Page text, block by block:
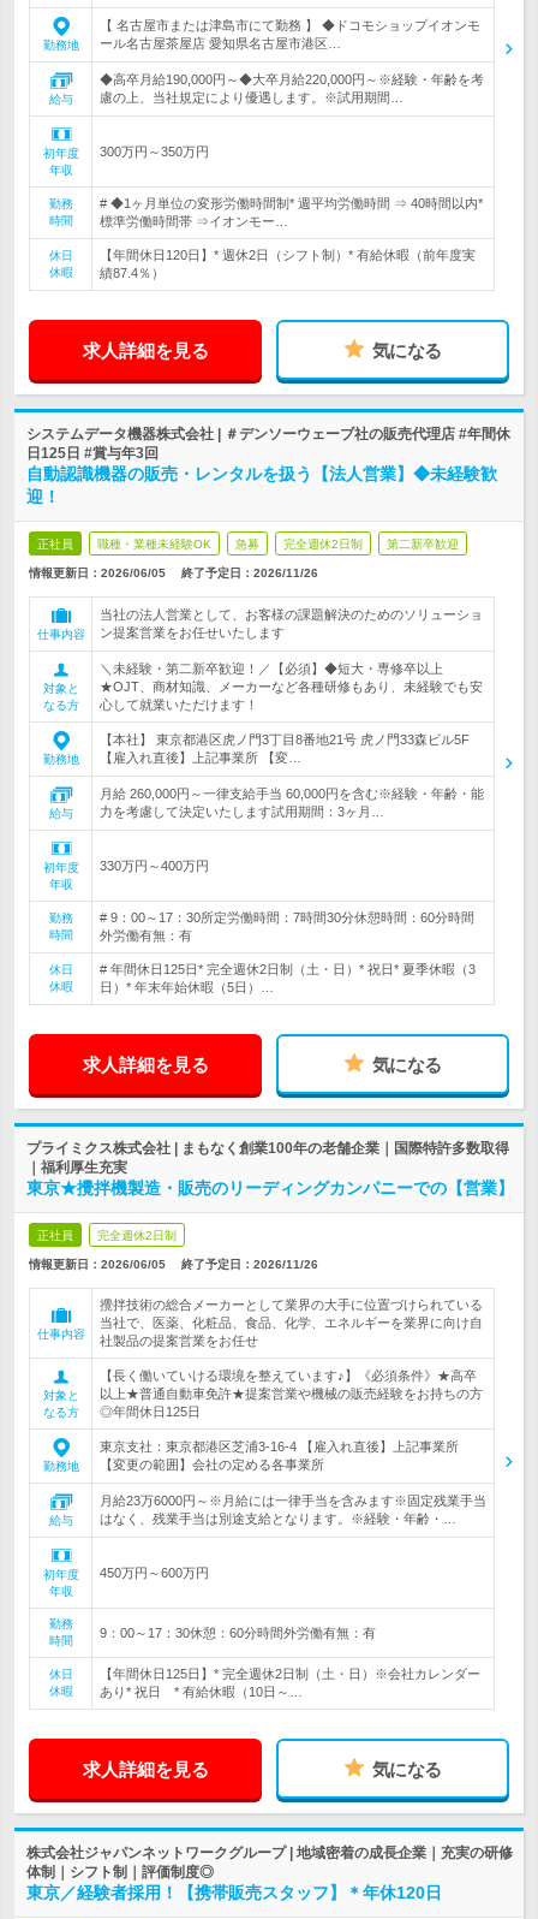
勤務地
【 名古屋市または津島市にて勤務 】 ◆ドコモショップイオンモ
ール名古屋茶屋店 愛知県名古屋市港区…
給与
◆高卒月給190,000円～◆大卒月給220,000円～※経験・年齢を考
慮の上、当社規定により優遇します。※試用期間…
初年度
年収
300万円～350万円
勤務
時間
# ◆1ヶ月単位の変形労働時間制* 週平均労働時間 ⇒ 40時間以内*
標準労働時間帯 ⇒イオンモー…
休日
休暇
【年間休日120日】* 週休2日（シフト制）* 有給休暇（前年度実
績87.4％）
求人詳細を見る 気になる
システムデータ機器株式会社 | ＃デンソーウェーブ社の販売代理店 #年間休
日125日 #賞与年3回
自動認識機器の販売・レンタルを扱う【法人営業】◆未経験歓
迎！
正社員 職種・業種未経験OK 急募 完全週休2日制 第二新卒歓迎
情報更新日：2026/06/05 終了予定日： 2026/11/26
仕事内容
当社の法人営業として、お客様の課題解決のためのソリューショ
ン提案営業をお任せいたします
対象と
なる方
＼未経験・第二新卒歓迎！／【必須】◆短大・専修卒以上
★OJT、商材知識、メーカーなど各種研修もあり、未経験でも安
心して就業いただけます！
勤務地
【本社】 東京都港区虎ノ門3丁目8番地21号 虎ノ門33森ビル5F
【雇入れ直後】上記事業所 【変…
給与
月給 260,000円～一律支給手当 60,000円を含む※経験・年齢・能
力を考慮して決定いたします試用期間：3ヶ月…
初年度
年収
330万円～400万円
勤務
時間
# 9：00～17：30所定労働時間：7時間30分休憩時間：60分時間
外労働有無：有
休日
休暇
# 年間休日125日* 完全週休2日制（土・日）* 祝日* 夏季休暇（3
日）* 年末年始休暇（5日）…
求人詳細を見る 気になる
プライミクス株式会社 | まもなく創業100年の老舗企業｜国際特許多数取得
｜福利厚生充実
東京★攪拌機製造・販売のリーディングカンパニーでの【営業】
正社員 完全週休2日制
情報更新日：2026/06/05 終了予定日： 2026/11/26
仕事内容
攪拌技術の総合メーカーとして業界の大手に位置づけられている
当社で、医薬、化粧品、食品、化学、エネルギーを業界に向け自
社製品の提案営業をお任せ
対象と
なる方
【長く働いていける環境を整えています♪】《必須条件》★高卒
以上★普通自動車免許★提案営業や機械の販売経験をお持ちの方
◎年間休日125日
勤務地
東京支社：東京都港区芝浦3-16-4 【雇入れ直後】上記事業所
【変更の範囲】会社の定める各事業所
給与
月給23万6000円～※月給には一律手当を含みます※固定残業手当
はなく、残業手当は別途支給となります。※経験・年齢・…
初年度
年収
450万円～600万円
勤務
時間
9：00～17：30休憩：60分時間外労働有無：有
休日
休暇
【年間休日125日】* 完全週休2日制（土・日）※会社カレンダー
あり* 祝日 * 有給休暇（10日～…
求人詳細を見る 気になる
株式会社ジャパンネットワークグループ | 地域密着の成長企業｜充実の研修
体制｜シフト制｜評価制度◎
東京／経験者採用！【携帯販売スタッフ】＊年休120日